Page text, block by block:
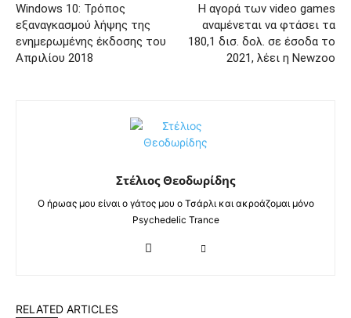
Windows 10: Τρόπος
εξαναγκασμού λήψης της
ενημερωμένης έκδοσης του
Απριλίου 2018
Η αγορά των video games
αναμένεται να φτάσει τα
180,1 δισ. δολ. σε έσοδα το
2021, λέει η Newzoo
Στέλιος Θεοδωρίδης
Ο ήρωας μου είναι ο γάτος μου ο Τσάρλι και ακροάζομαι μόνο
Psychedelic Trance
RELATED ARTICLES